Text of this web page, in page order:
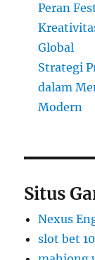
Peran
Global
Strategi
dalam
Modern
Situs
Nexus
slot bet